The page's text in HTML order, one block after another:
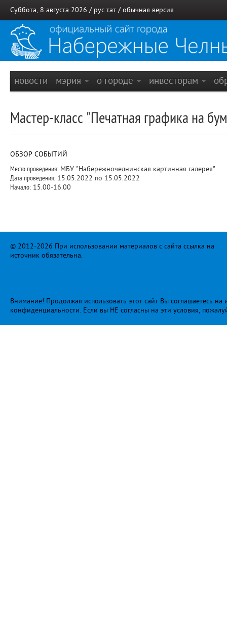
Суббота, 8 августа 2026 / рус тат / обычная версия
новости мэрия о городе инвесторам
Мастер-класс "Печатная графика на
ОБЗОР СОБЫТИЙ
Место проведения: МБУ "Набережночелнинская картинная галерея"
Дата проведения: 15.05.2022 по 15.05.2022
Начало: 15.00-16.00
© 2012-2026 При использовании материалов с сайта ссылка на
источник обязательна.
Внимание! Продолжая использовать этот сайт Вы соглашаетесь
конфиденциальности. Если вы НЕ согласны на эти условия,